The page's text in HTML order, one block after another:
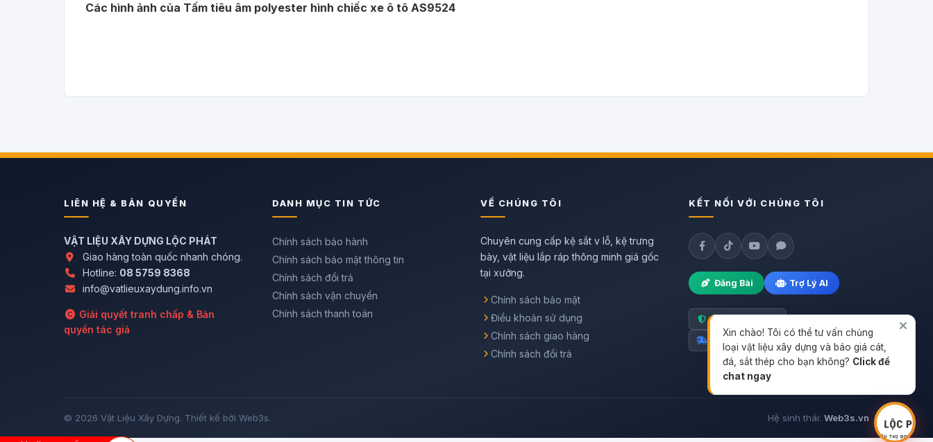
Các hình ảnh của Tấm tiêu âm polyester hình chiếc xe ô tô AS9524
LIÊN HỆ & BẢN QUYỀN
VẬT LIỆU XÂY DỰNG LỘC PHÁT
Giao hàng toàn quốc nhanh chóng.
Hotline: 08 5759 8368
info@vatlieuxaydung.info.vn
Giải quyết tranh chấp & Bản
quyền tác giả
DANH MỤC TIN TỨC
Chính sách bảo hành
Chính sách bảo mật thông tin
Chính sách đổi trả
Chính sách vận chuyển
Chính sách thanh toán
VỀ CHÚNG TÔI
Chuyên cung cấp kệ sắt v lỗ, kệ trưng
bày, vật liệu lắp ráp thông minh giá gốc
tại xưởng.
Chính sách bảo mật
Điều khoản sử dụng
Chính sách giao hàng
Chính sách đổi trả
KẾT NỐI VỚI CHÚNG TÔI
Đăng Bài Trợ Lý AI
Hàng chính hãng
Giao nhanh toàn quốc
© 2026 Vật Liệu Xây Dựng. Thiết kế bởi Web3s. Hệ sinh thái: Web3s.vn
Xin chào! Tôi có thể tư vấn chủng
loại vật liệu xây dựng và báo giá cát,
đá, sắt thép cho bạn không? Click để
chat ngay